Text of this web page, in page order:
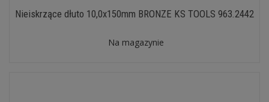
Nieiskrzące dłuto 10,0x150mm BRONZE KS TOOLS 963.2442
Na magazynie